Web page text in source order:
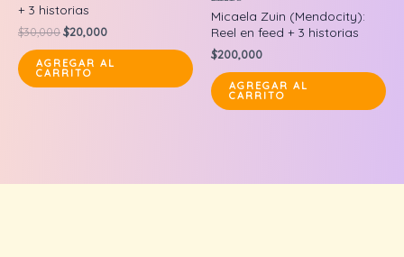
0
de
5
+ 3 historias
$30,000Original
was:
$30,000.
$20,000Current
is:
AGREGAR AL
CARRITO
Valorado en
5.00
de 5
Micaela Zuin (Mendocity):
Reel en feed + 3 historias
$200,000
AGREGAR AL
CARRITO